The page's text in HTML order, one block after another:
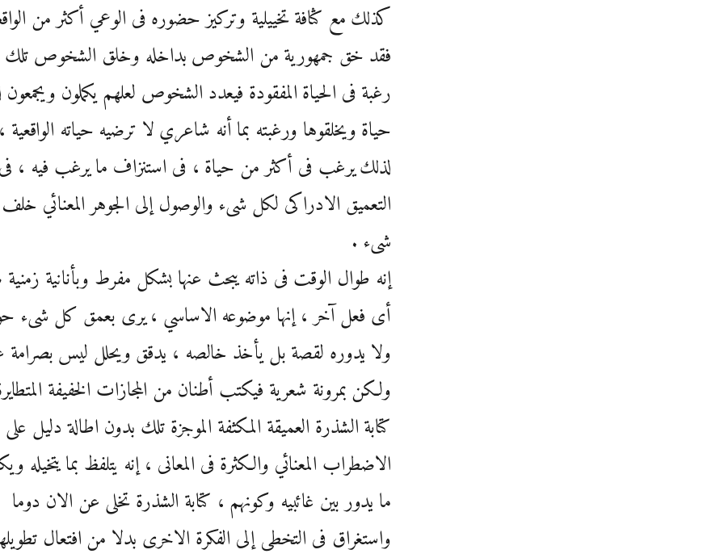
كذلك مع كثافة تخييلية وتركيز حضوره فى الوعي أكثر من
فقد خق جمهورية من الشخوص بداخله وخلق الشخوص تلك
رغبة فى الحياة المفقودة فيعدد الشخوص لعلهم يكملون ويجمعون
حياة ويخلقوها ورغبته بما أنه شاعري لا ترضيه حياته الواقعية ،
لذلك يرغب فى أكثر من حياة ، فى استنزاف ما يرغب فيه ، فى
التعميق الادراكى لكل شىء والوصول إلى الجوهر المعنائي
شىء .
إنه طوال الوقت فى ذاته يبحث عنها بشكل مفرط وبأنانية
أى فعل آخر ، إنها موضوعه الاساسي ، يرى بعمق كل شىء
ولا يدوره لقصة بل يأخذ خالصه ، يدقق ويحلل ليس بصرامة
ولكن بمرونة شعرية فيكتب أطنان من المجازات الخفيفة
كتابة الشذرة العميقة المكثفة الموجزة تلك بدون اطالة دليل على
الاضطراب المعنائي والكثرة فى المعانى ، إنه يتلفظ بما يتخيله
ما يدور بين غائبيه وكونهم ، كتابة الشذرة تخلى عن الان دوما
واستغراق فى التخطى إلى الفكرة الاخرى بدلا من افتعال